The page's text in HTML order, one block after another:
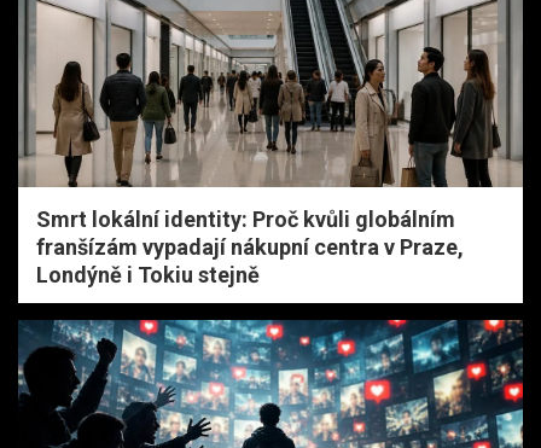
Smrt lokální identity: Proč kvůli globálním
franšízám vypadají nákupní centra v Praze,
Londýně i Tokiu stejně